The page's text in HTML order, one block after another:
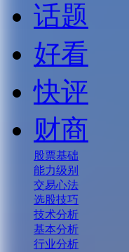
话题
好看
快评
财商
股票基础
能力级别
交易心法
选股技巧
技术分析
基本分析
行业分析